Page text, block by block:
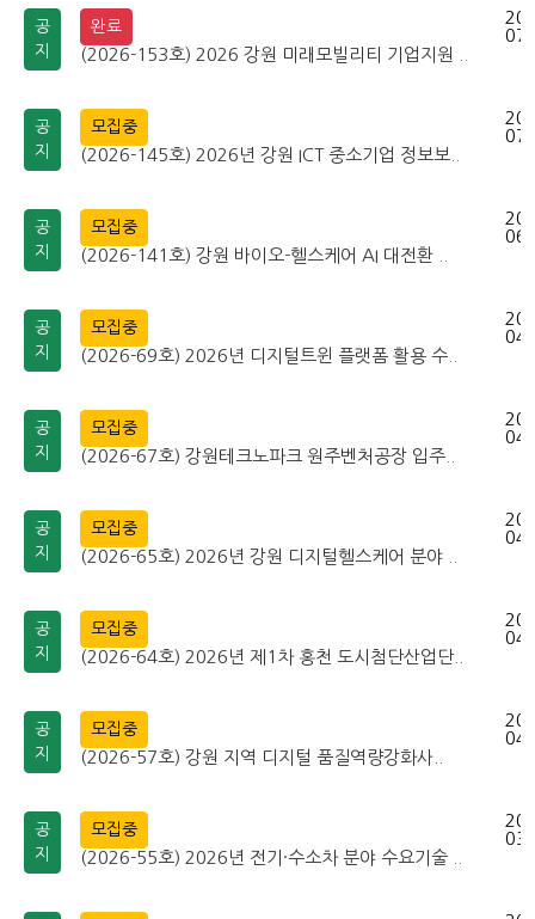
공
지
완료
(2026-153호) 2026 강원 미래모빌리티 기업지원 ..
공
지
모집중
(2026-145호) 2026년 강원 ICT 중소기업 정보보..
공
지
모집중
(2026-141호) 강원 바이오-헬스케어 AI 대전환 ..
공
지
모집중
(2026-69호) 2026년 디지털트윈 플랫폼 활용 수..
공
지
모집중
(2026-67호) 강원테크노파크 원주벤처공장 입주..
공
지
모집중
(2026-65호) 2026년 강원 디지털헬스케어 분야 ..
공
지
모집중
(2026-64호) 2026년 제1차 홍천 도시첨단산업단..
공
지
모집중
(2026-57호) 강원 지역 디지털 품질역량강화사..
공
지
모집중
(2026-55호) 2026년 전기·수소차 분야 수요기술 ..